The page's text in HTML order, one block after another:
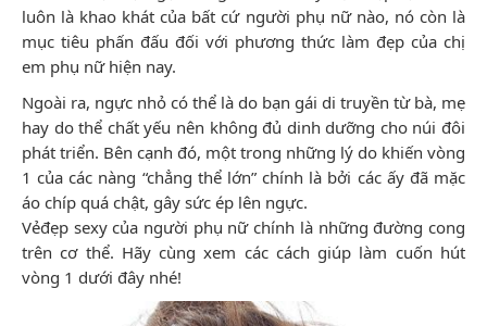
luôn là khao khát của bất cứ người phụ nữ nào, nó còn là
mục tiêu phấn đấu đối với phương thức làm đẹp của chị
em phụ nữ hiện nay.
Ngoài ra, ngực nhỏ có thể là do bạn gái di truyền từ bà, mẹ
hay do thể chất yếu nên không đủ dinh dưỡng cho núi đôi
phát triển. Bên cạnh đó, một trong những lý do khiến vòng
1 của các nàng “chẳng thể lớn” chính là bởi các ấy đã mặc
áo chíp quá chật, gây sức ép lên ngực.
Vẻđẹp sexy của người phụ nữ chính là những đường cong
trên cơ thể. Hãy cùng xem các cách giúp làm cuốn hút
vòng 1 dưới đây nhé!